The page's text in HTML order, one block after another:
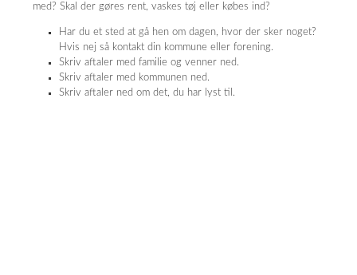
med? Skal der gøres rent, vaskes tøj eller købes ind?
Har du et sted at gå hen om dagen, hvor der sker noget?
Hvis nej så kontakt din kommune eller forening.
Skriv aftaler med familie og venner ned.
Skriv aftaler med kommunen ned.
Skriv aftaler ned om det, du har lyst til.